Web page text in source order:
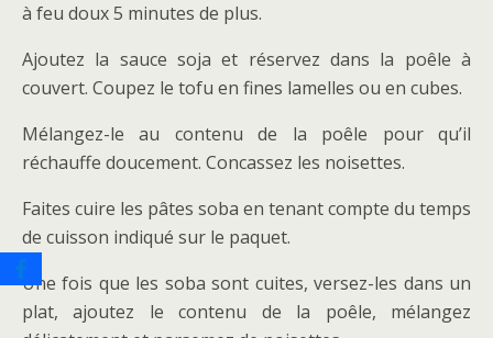
à feu doux 5 minutes de plus.
Ajoutez la sauce soja et réservez dans la poêle à
couvert. Coupez le tofu en fines lamelles ou en cubes.
Mélangez-le au contenu de la poêle pour qu’il
réchauffe doucement. Concassez les noisettes.
Faites cuire les pâtes soba en tenant compte du temps
de cuisson indiqué sur le paquet.
Une fois que les soba sont cuites, versez-les dans un
plat, ajoutez le contenu de la poêle, mélangez